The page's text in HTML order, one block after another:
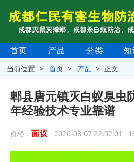
首页 产品 分类 知
当前位置 >首页 > 产品 > 正文
郫县唐元镇灭白蚁臭虫
年经验技术专业靠谱
价格： 面议 2026-08-07 22:52:01